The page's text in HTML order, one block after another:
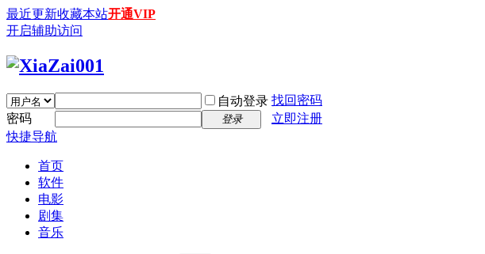
最近更新收藏本站开通VIP
开启辅助访问
自动登录 找回密码
密码
登录
立即注册
快捷导航
首页
软件
电影
剧集
音乐